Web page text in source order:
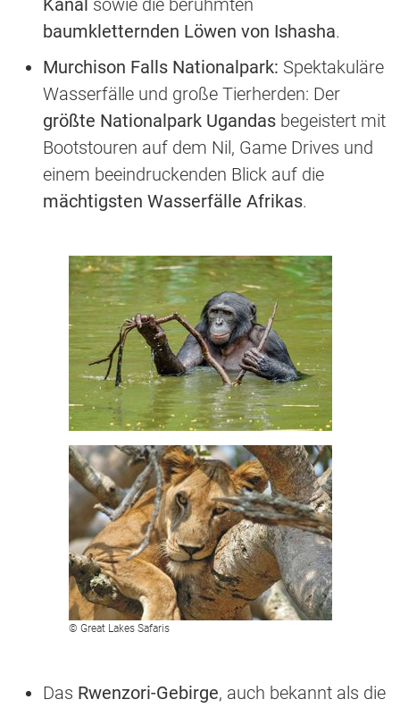
Kanal sowie die berühmten
baumkletternden Löwen von Ishasha.
Murchison Falls Nationalpark: Spektakuläre
Wasserfälle und große Tierherden: Der
größte Nationalpark Ugandas begeistert mit
Bootstouren auf dem Nil, Game Drives und
einem beeindruckenden Blick auf die
mächtigsten Wasserfälle Afrikas.
© Great Lakes Safaris
Das Rwenzori-Gebirge, auch bekannt als die